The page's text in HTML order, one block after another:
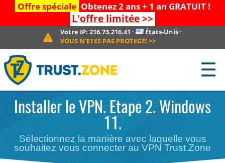
Offre spéciale Obtenez 2 ans + 1 an GRATUIT !
L'offre limitée>>
Votre IP:216.73.216.41 · États-Unis·
VOUS N'ETES PAS PROTEGE! >>
☰
Installer le VPN. Etape 2. Windows
11.
Sélectionnez la manière avec laquelle vous
souhaitez vous connecter au VPN Trust.Zone